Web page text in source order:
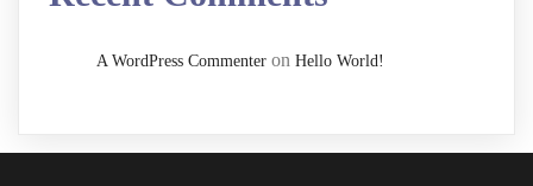
A WordPress Commenter on Hello World!